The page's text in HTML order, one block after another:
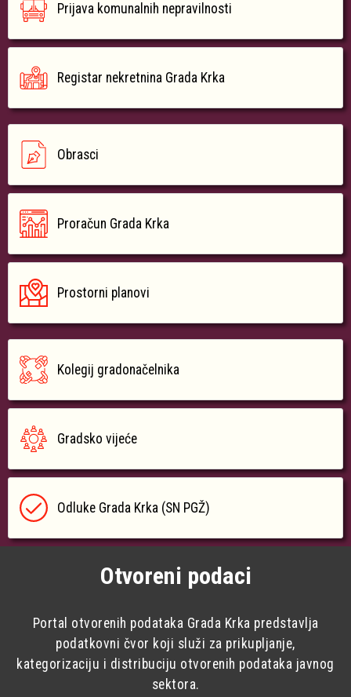
Prijava komunalnih nepravilnosti
Registar nekretnina Grada Krka
Obrasci
Proračun Grada Krka
Prostorni planovi
Kolegij gradonačelnika
Gradsko vijeće
Odluke Grada Krka (SN PGŽ)
Otvoreni podaci
Portal otvorenih podataka Grada Krka predstavlja
podatkovni čvor koji služi za prikupljanje,
kategorizaciju i distribuciju otvorenih podataka javnog
sektora.